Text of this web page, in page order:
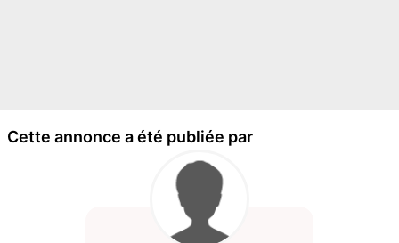
Cette annonce a été publiée par